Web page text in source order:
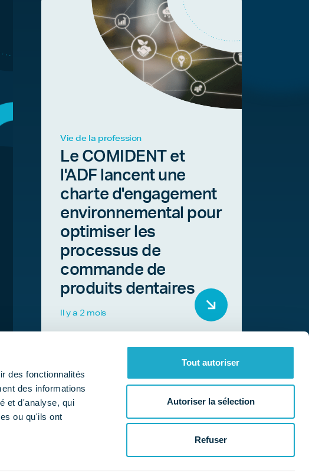
des fonctionnalités
des informations
et d'analyse, qui
ou qu'ils ont
Tout autoriser
Autoriser la sélection
Refuser
Vie de la profession
Le COMIDENT et
l'ADF lancent une
charte d'engagement
environnemental pour
optimiser les
processus de
commande de
produits dentaires
Il y a 2 mois
Nos missions